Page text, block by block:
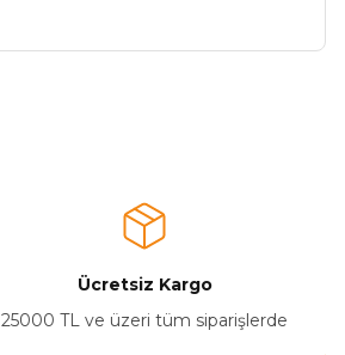
Ücretsiz Kargo
25000 TL ve üzeri tüm siparişlerde